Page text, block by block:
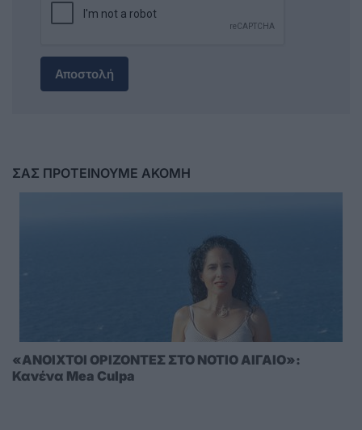
Αποστολή
ΣΑΣ ΠΡΟΤΕΙΝΟΥΜΕ ΑΚΟΜΗ
«ΑΝΟΙΧΤΟΙ ΟΡΙΖΟΝΤΕΣ ΣΤΟ ΝΟΤΙΟ ΑΙΓΑΙΟ»:
Κανένα Mea Culpa